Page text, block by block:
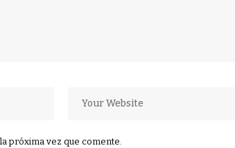
próxima vez que comente.